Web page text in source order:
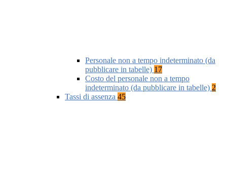
Personale non a tempo indeterminato (da
pubblicare in tabelle) 17
Costo del personale non a tempo
indeterminato (da pubblicare in tabelle) 2
Tassi di assenza 45